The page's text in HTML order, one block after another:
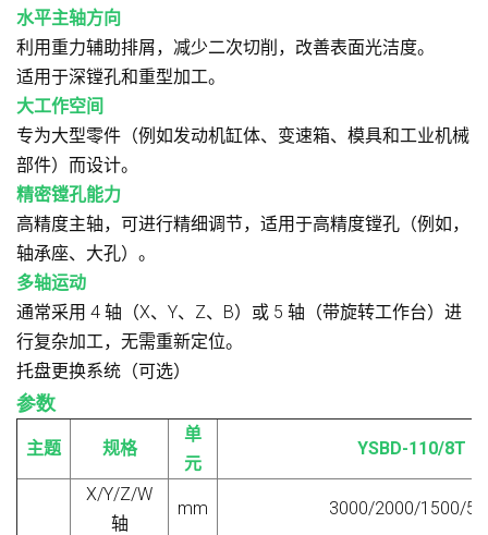
水平主轴方向
利用重力辅助排屑，减少二次切削，改善表面光洁度。
适用于深镗孔和重型加工。
大工作空间
专为大型零件（例如发动机缸体、变速箱、模具和工业机械
部件）而设计。
精密镗孔能力
高精度主轴，可进行精细调节，适用于高精度镗孔（例如，
轴承座、大孔）。
多轴运动
通常采用 4 轴（X、Y、Z、B）或 5 轴（带旋转工作台）进
行复杂加工，无需重新定位。
托盘更换系统（可选）
参数
主题 规格
单
元
YSBD-110/8T
X/Y/Z/W
轴
mm 3000/2000/1500/